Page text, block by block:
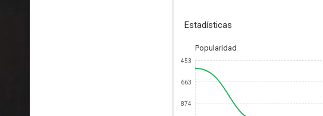
Estadísticas
Popularidad
453
663
874